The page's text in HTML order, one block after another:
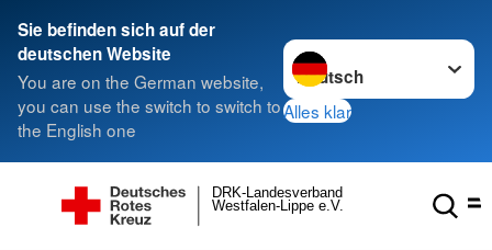
Sie befinden sich auf der
deutschen Website
You are on the German website,
you can use the switch to switch to
the English one
Sprache wechseln zu
Alles klar
Westfalen-Lippe e.V.
DRK-Landesverband